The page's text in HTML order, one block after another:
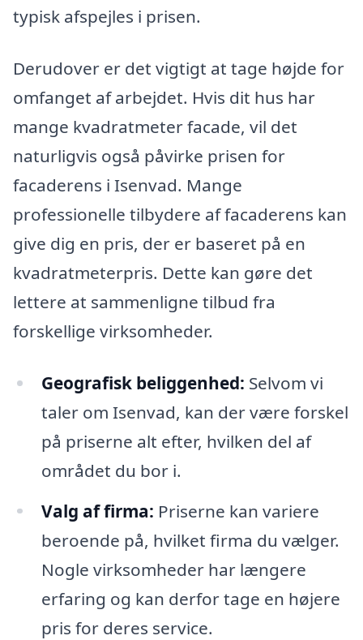
typisk afspejles i prisen.
Derudover er det vigtigt at tage højde for
omfanget af arbejdet. Hvis dit hus har
mange kvadratmeter facade, vil det
naturligvis også påvirke prisen for
facaderens i Isenvad. Mange
professionelle tilbydere af facaderens kan
give dig en pris, der er baseret på en
kvadratmeterpris. Dette kan gøre det
lettere at sammenligne tilbud fra
forskellige virksomheder.
Geografisk beliggenhed: Selvom vi
taler om Isenvad, kan der være forskel
på priserne alt efter, hvilken del af
området du bor i.
Valg af firma: Priserne kan variere
beroende på, hvilket firma du vælger.
Nogle virksomheder har længere
erfaring og kan derfor tage en højere
pris for deres service.